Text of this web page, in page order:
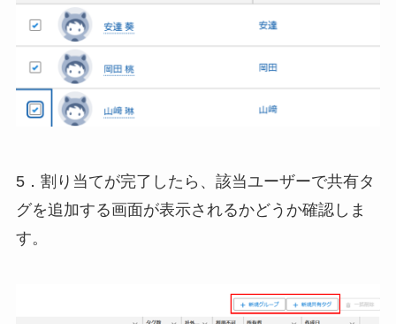
5．割り当てが完了したら、該当ユーザーで共有タ
グを追加する画面が表示されるかどうか確認しま
す。